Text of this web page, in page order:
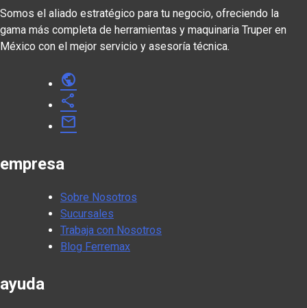
Somos el aliado estratégico para tu negocio, ofreciendo la
gama más completa de herramientas y maquinaria Truper en
México con el mejor servicio y asesoría técnica.
public
share
mail
empresa
Sobre Nosotros
Sucursales
Trabaja con Nosotros
Blog Ferremax
ayuda